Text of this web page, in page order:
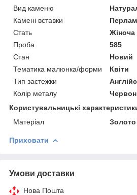
Вид каменю
Камені вставки
Стать
Жіноча
Проба
585
Стан
Новий
Тематика малюнка/форми
Квіти
Тип застежки
Колір металу
Користувальницькі
Матеріал
Золото
Приховати
Умови доставки
Нова Пошта